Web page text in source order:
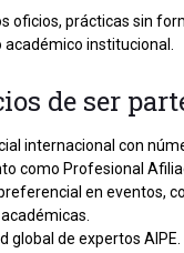
oficios, prácticas sin
institucional.
de ser
internacional con
como Profesional
en eventos,
global de expertos AIPE.